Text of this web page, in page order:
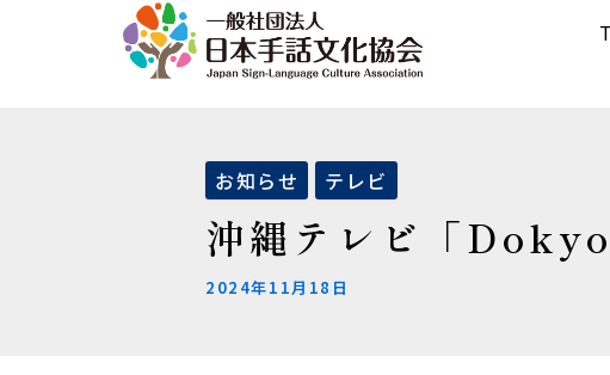
お知らせ テレビ
沖縄テレビ「
2024年11月18日
投
稿
ナ
ー
シ
ョ
ン